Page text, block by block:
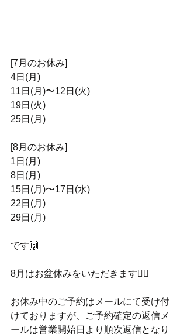
[7月のお休み]
4日(月)
11日(月)〜12日(火)
19日(火)
25日(月)
[8月のお休み]
1日(月)
8日(月)
15日(月)〜17日(水)
22日(月)
29日(月)
です🙌
8月はお盆休みをいただきます🙇‍♀️
お休み中のご予約はメールにて受け付
けておりますが、ご予約確定の返信メ
ールは営業開始日より順次返信となり